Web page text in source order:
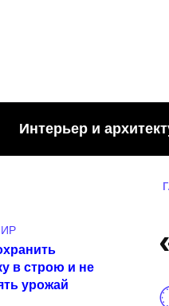
Интерьер и
в строю и не
урожай